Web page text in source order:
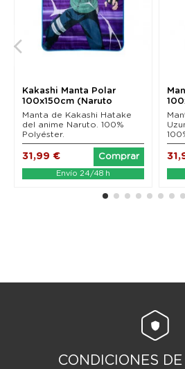
Kakashi Manta Polar
100x150cm (Naruto
Shippuden)
Manta de Kakashi Hatake
del anime Naruto. 100%
Polyéster.
31,99 € Comprar
Envío 24/48 h
CONDICIONES